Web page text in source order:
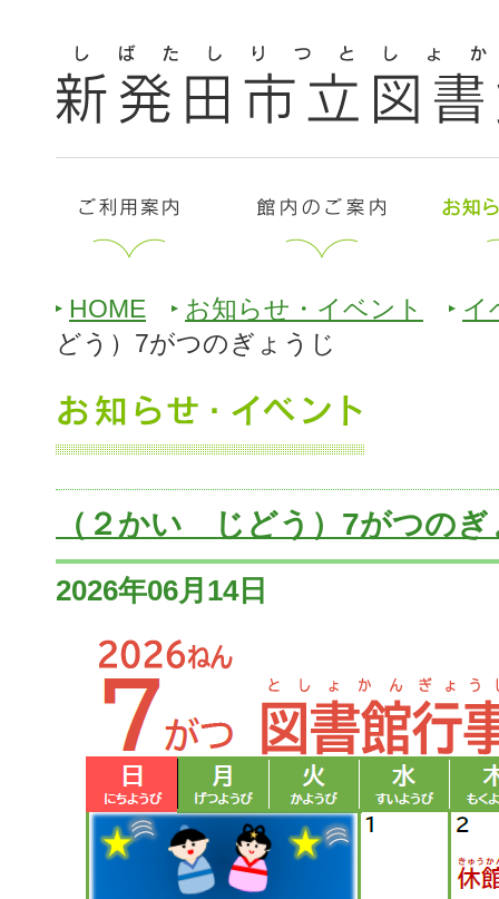
HOME お知らせ・イベント
イ
どう）7がつのぎょうじ
（２かい じどう）7がつのぎ
2026年06月14日